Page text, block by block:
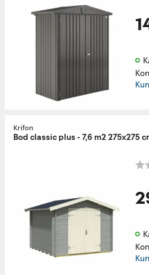
Krifon
Bod classic plus - 7,6 m2 275x275